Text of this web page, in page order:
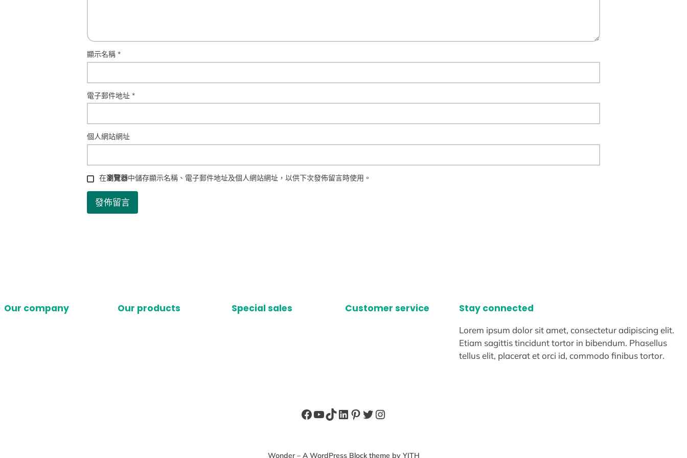
顯示名稱 *
電子郵件地址 *
個人網站網址
在瀏覽器中儲存顯示名稱、電子郵件地址及個人網站網址，以供下次發佈留言時使用。
Our company Our products Special sales Customer service Stay connected
Lorem ipsum dolor sit amet, consectetur adipiscing elit.
Etiam sagittis tincidunt tortor in bibendum. Phasellus
tellus elit, placerat et orci id, commodo finibus tortor.
Facebook
YouTube
TikTok
LinkedIn
Pinterest
X Instagram
Wonder – A WordPress Block theme by YITH